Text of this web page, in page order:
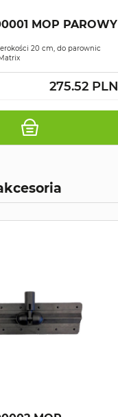
MOP PAROWY
20 cm, do parownic
275.52 PLN